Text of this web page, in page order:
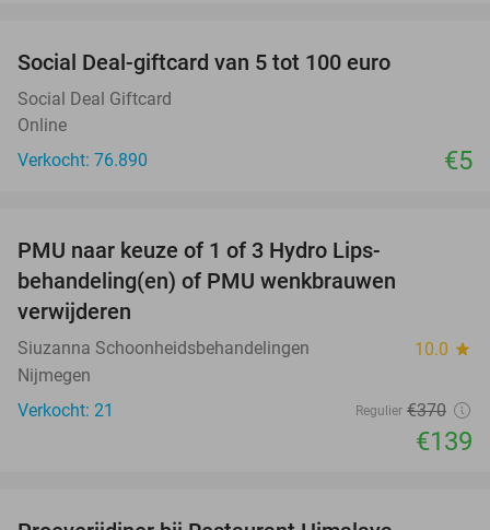
Social Deal-giftcard van 5 tot 100 euro
Social Deal Giftcard
Online
Verkocht: 76.890
€5
PMU naar keuze of 1 of 3 Hydro Lips-
behandeling(en) of PMU wenkbrauwen
verwijderen
Siuzanna Schoonheidsbehandelingen 10.0 star
Nijmegen
Verkocht: 21
Regulier €370
€139